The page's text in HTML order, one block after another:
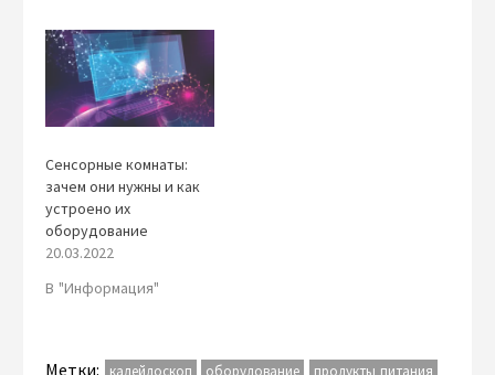
Сенсорные комнаты:
зачем они нужны и как
устроено их
оборудование
20.03.2022
В "Информация"
Метки: калейдоскоп оборудование продукты питания